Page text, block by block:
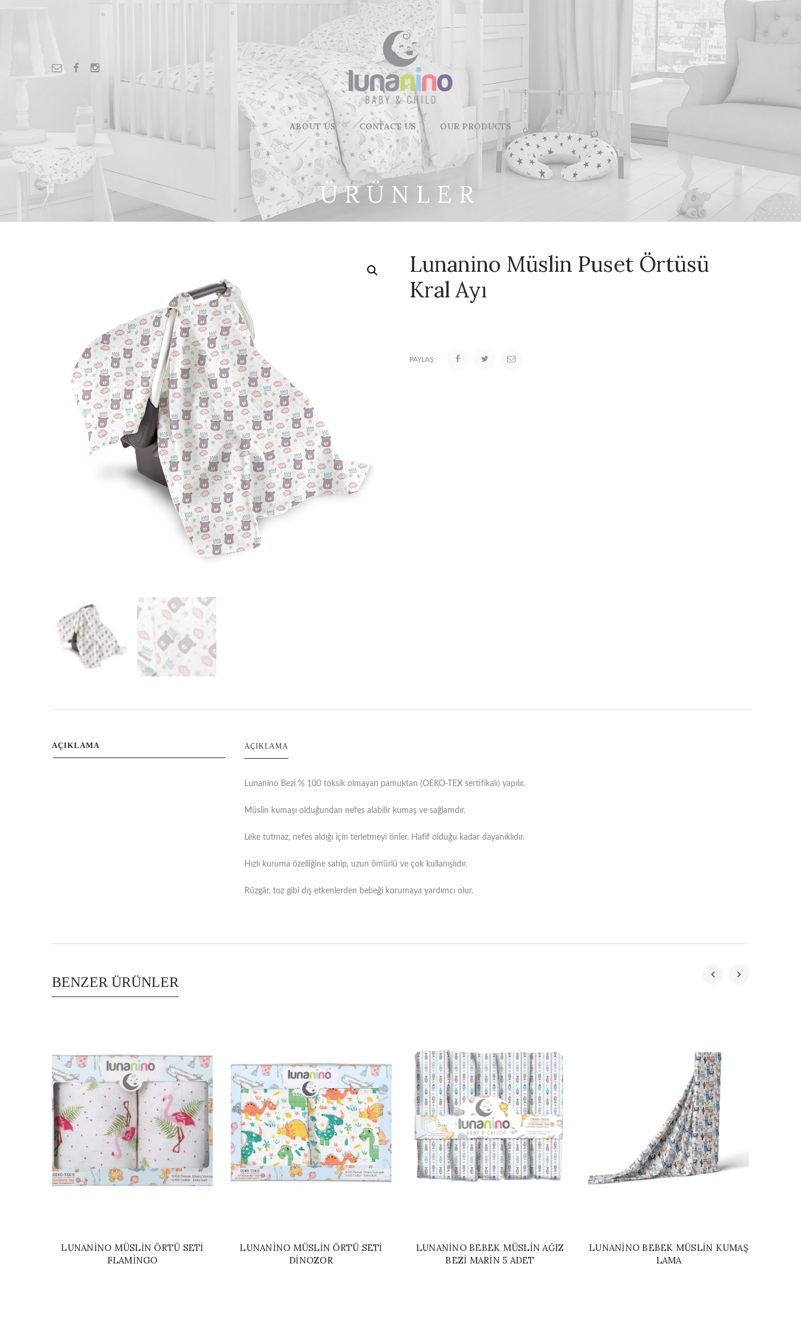
ABOUT US CONTACT US OUR PRODUCTS
ÜRÜNLER
Lunanino Müslin Puset Örtüsü
Kral Ayı
PAYLAŞ:
AÇIKLAMA AÇIKLAMA
Lunanino Bezi % 100 toksik olmayan pamuktan (OEKO-TEX sertifikalı) yapılır.
Müslin kumaşı olduğundan nefes alabilir kumaş ve sağlamdır.
Leke tutmaz, nefes aldığı için terletmeyi önler. Hafif olduğu kadar dayanıklıdır.
Hızlı kuruma özelliğine sahip, uzun ömürlü ve çok kullanışlıdır.
Rüzgâr, toz gibi dış etkenlerden bebeği korumaya yardımcı olur.
BENZER ÜRÜNLER
LUNANINO MÜSLIN ÖRTÜ SETI
FLAMINGO
LUNANINO MÜSLIN ÖRTÜ SETI
DINOZOR
LUNANINO BEBEK MÜSLIN AĞIZ
BEZI MARIN 5 ADET
LUNANINO BEBEK MÜSLIN KUMAŞ
LAMA